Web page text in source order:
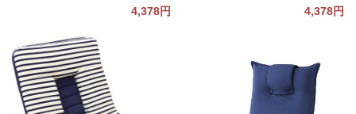
4,378円
4,378円